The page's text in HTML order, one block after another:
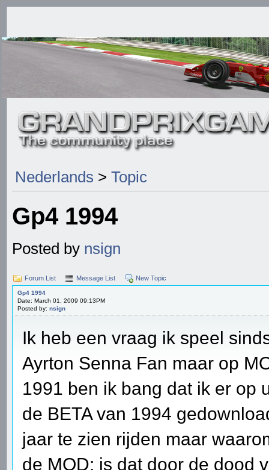
Nederlands > Topic
Gp4 1994
Posted by nsign
Forum List Message List New Topic
Gp4 1994
Date: March 01, 2009 09:13PM
Posted by: nsign
Ik heb een vraag ik speel
Ayrton Senna Fan maar op
1991 ben ik bang dat ik er op
de BETA van 1994
jaar te zien rijden maar
de MOD: is dat door de dood